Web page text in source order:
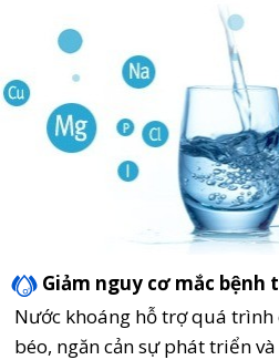
Giảm nguy cơ mắc bệnh
Nước khoáng hỗ trợ quá trình
béo, ngăn cản sự phát triển